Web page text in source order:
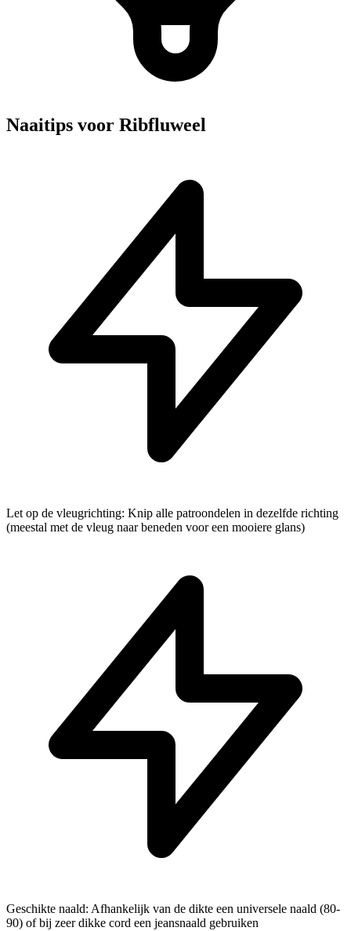
Naaitips voor Ribfluweel
Let op de vleugrichting: Knip alle patroondelen in dezelfde richting
(meestal met de vleug naar beneden voor een mooiere glans)
Geschikte naald: Afhankelijk van de dikte een universele naald (80-
90) of bij zeer dikke cord een jeansnaald gebruiken